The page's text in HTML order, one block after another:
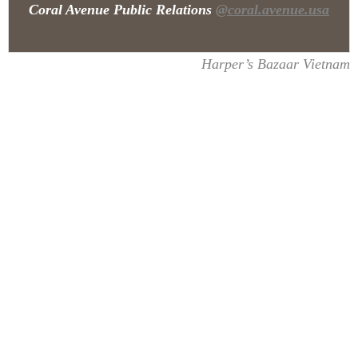
Coral Avenue Public Relations @coral.avenue.usa
Harper’s Bazaar Vietnam